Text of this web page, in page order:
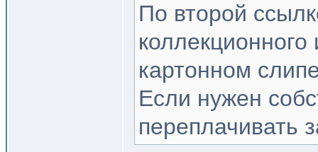
По второй
картонном
Если нужен
переплачивать